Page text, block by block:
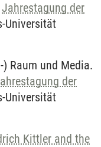
Jahrestagung der
Universität
Raum und Media.
der
Universität
Kittler and the